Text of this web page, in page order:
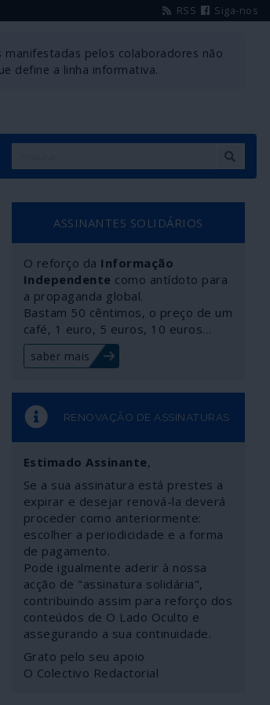
RSS Siga-nos
manifestadas pelos colaboradores não
define a linha informativa.
ASSINANTES SOLIDÁRIOS
O reforço da Informação
Independente como antídoto para
a propaganda global.
Bastam 50 cêntimos, o preço de um
café, 1 euro, 5 euros, 10 euros…
saber mais
RENOVAÇÃO DE ASSINATURAS
Estimado Assinante,
Se a sua assinatura está prestes a
expirar e desejar renová-la deverá
proceder como anteriormente:
escolher a periodicidade e a forma
de pagamento.
Pode igualmente aderir à nossa
acção de "assinatura solidária",
contribuindo assim para reforço dos
conteúdos de O Lado Oculto e
assegurando a sua continuidade.
Grato pelo seu apoio
O Colectivo Redactorial